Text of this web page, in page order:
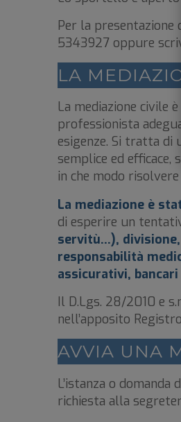
Per la
5343927 oppure
LA
La mediazione civile
professionista
esigenze. Si tratta di
semplice ed efficace,
in che modo
La mediazione è
di esperire un
servitù…),
responsabilità
assicurativi,
Il D.Lgs. 28/2010 e
nell’apposito
AVVIA UNA
L’istanza o
richiesta alla